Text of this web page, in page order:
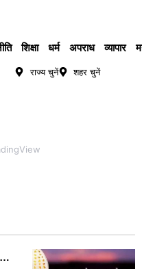
शिक्षा धर्म अपराध व्यापार
राज्य चुनें शहर चुनें